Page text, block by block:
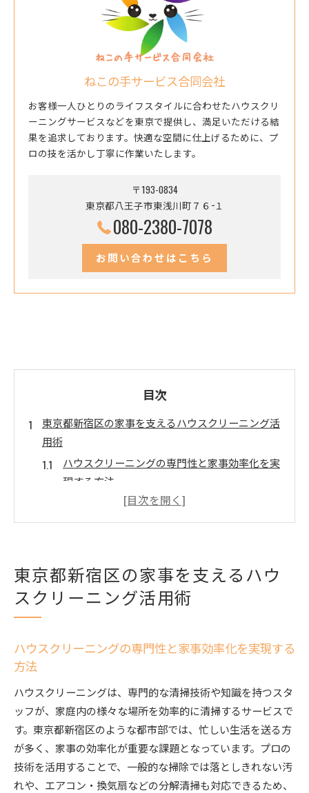
ねこの手サービス合同会社
お客様一人ひとりのライフスタイルに合わせたハウスクリ
ーニングサービスなどを東京で提供し、満足いただける結
果を追求しております。快適な空間に仕上げるために、プ
ロの技を活かし丁寧に作業いたします。
〒193-0834
東京都八王子市東浅川町７６−１
080-2380-7078
お問い合わせはこちら
目次
東京都新宿区の家事を支えるハウスクリーニング活
用術
ハウスクリーニングの専門性と家事効率化を実
現する方法
忙しい生活に寄り添うハウスクリーニングのメ
リット解説
家事負担を減らすためのハウスクリーニング活
用術
特徴
ハウスクリーニングとパートナシップの信頼関
係の築き方
家事サポートで叶う理想の住空間づくりのコツ
安心して依頼できるパートナシップの評価ポイ
ント
東京都新宿区の家事を支えるハウ
スクリーニング活用術
ハウスクリーニングの専門性と家事効率化を実現する
方法
ハウスクリーニングは、専門的な清掃技術や知識を持つスタ
ッフが、家庭内の様々な場所を効率的に清掃するサービスで
す。東京都新宿区のような都市部では、忙しい生活を送る方
が多く、家事の効率化が重要な課題となっています。プロの
技術を活用することで、一般的な掃除では落としきれない汚
れや、エアコン・換気扇などの分解清掃も対応できるため、